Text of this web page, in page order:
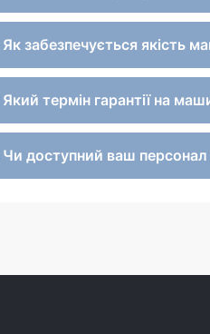
забезпечується якість
термін гарантії на
доступний ваш персонал